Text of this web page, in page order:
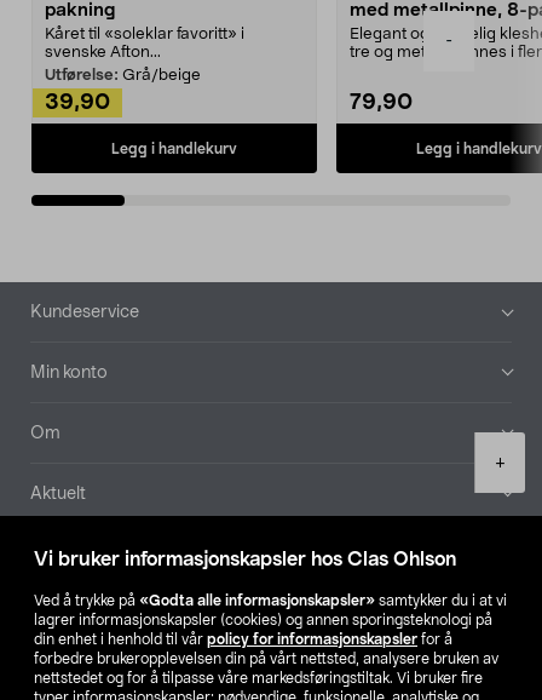
Vi bruker informasjonskapsler hos Clas Ohlson
Ved å trykke på «Godta alle informasjonskapsler» samtykker du i at vi
lagrer informasjonskapsler (cookies) og annen sporingsteknologi på
din enhet i henhold til vår policy for informasjonskapsler for å
forbedre brukeropplevelsen din på vårt nettsted, analysere bruken av
nettstedet og for å tilpasse våre markedsføringstiltak. Vi bruker fire
-
+
pakning
Kåret til «soleklar favoritt» i
svenske Afton...
Utførelse: Grå/beige
39,90
Legg i handlekurv
med metallpinne, 8-
Elegant og skikkelig
tre og metall – finnes i
79,90
Legg i handlekurv
Bunntekst
Kundeservice
Min konto
Om
Aktuelt
Våre selskaper
Finn din butikk
SE NO FI